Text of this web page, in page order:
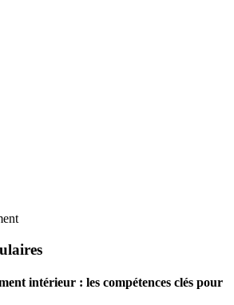
intérieur : les compétences clés pour